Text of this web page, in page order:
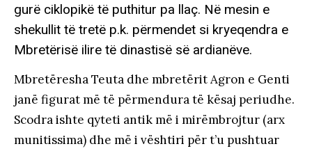
gurë ciklopikë të puthitur pa llaç. Në mesin e
shekullit të tretë p.k. përmendet si kryeqendra e
Mbretërisë ilire të dinastisë së ardianëve.
Mbretëresha Teuta dhe mbretërit Agron e Genti
janë figurat më të përmendura të kësaj periudhe.
Scodra ishte qyteti antik më i mirëmbrojtur (arx
munitissima) dhe më i vështiri për t’u pushtuar